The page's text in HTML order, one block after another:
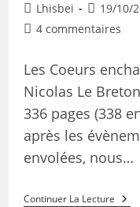
Lhisbei 19/10/
4 commentaires
Les Coeurs
Nicolas Le
336 pages (338
après les
envolées, nous…
Continuer La Lecture